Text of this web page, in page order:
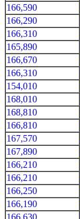
166,590
166,290
166,310
165,890
166,670
166,310
154,010
168,010
168,810
166,810
167,570
167,890
166,210
166,210
166,250
166,190
166,630